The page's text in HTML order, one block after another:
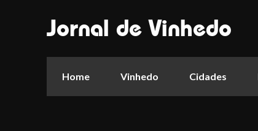
Jornal de Vinhedo
Home Vinhedo Cidades